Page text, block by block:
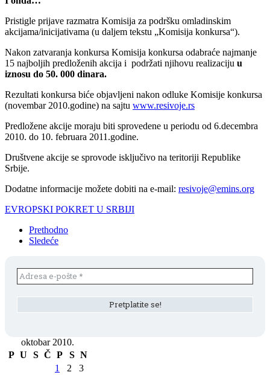
Pristigle prijave razmatra Komisija za podršku omladinskim
akcijama/inicijativama (u daljem tekstu „Komisija konkursa“).
Nakon zatvaranja konkursa Komisija konkursa odabraće najmanje
15 najboljih predloženih akcija i podržati njihovu realizaciju u
iznosu do 50. 000 dinara.
Rezultati konkursa biće objavljeni nakon odluke Komisije konkursa
(novembar 2010.godine) na sajtu www.resivoje.rs
Predložene akcije moraju biti sprovedene u periodu od 6.decembra
2010. do 10. februara 2011.godine.
Društvene akcije se sprovode isključivo na teritoriji Republike
Srbije.
Dodatne informacije možete dobiti na e-mail: resivoje@emins.org
EVROPSKI POKRET U SRBIJI
Prethodno
Sledeće
oktobar 2010.
P U S Č P S N
1
2
3